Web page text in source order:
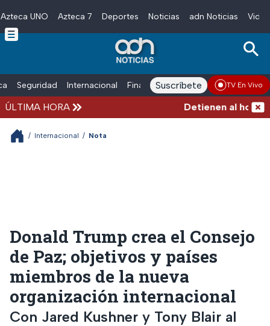
Skip to main content
Azteca UNO Azteca 7 Deportes Noticias adn Noticias
Seguridad Internacional Finanzas adn Noticias Radio
Suscríbete TV En Vivo
ÚLTIMA HORA Detienen al hombre
/ Internacional / Nota
Donald Trump crea el Consejo
de Paz; objetivos y países
miembros de la nueva
organización internacional
Con Jared Kushner y Tony Blair al